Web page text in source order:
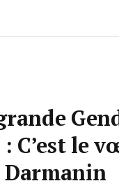
C’est le
Darmanin